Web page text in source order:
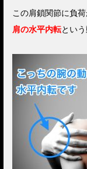
この肩鎖関節に負
肩の水平内転という